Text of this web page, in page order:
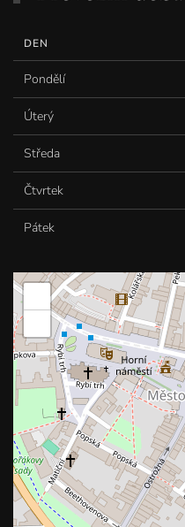
DEN
Pondělí
Úterý
Středa
Čtvrtek
Pátek